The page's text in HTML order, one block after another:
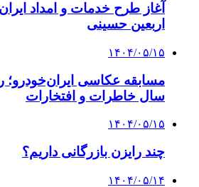
آغاز طرح خدمات و امداد
اربعین حسینی
۱۴۰۴/۰۵/۱۵
سال خاطرات و افتخارات
۱۴۰۴/۰۵/۱۵
چند رایزن بازرگانی داریم؟
۱۴۰۴/۰۵/۱۴